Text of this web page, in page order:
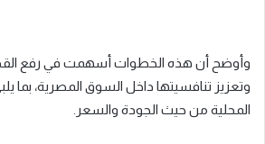
وأوضح أن هذه الخطوات أسهمت في رفع
وتعزيز تنافسيتها داخل السوق المصرية، بما
المحلية من حيث الجودة والسعر.